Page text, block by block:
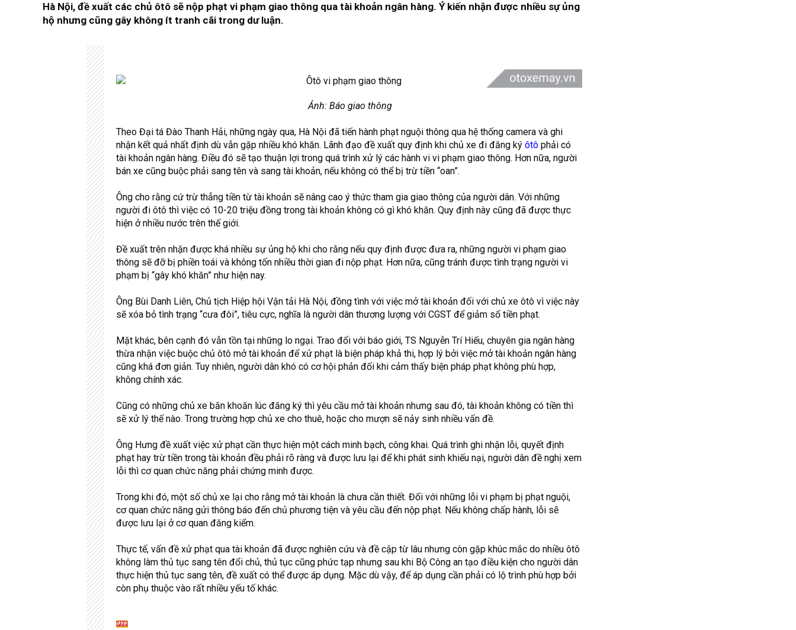
Hà Nội, đề xuất các chủ ôtô sẽ nộp phạt vi phạm giao thông qua tài khoản ngân hàng. Ý kiến nhận được nhiều sự ủng
hộ nhưng cũng gây không ít tranh cãi trong dư luận.
Ảnh: Báo giao thông
Theo Đại tá Đào Thanh Hải, những ngày qua, Hà Nội đã tiến hành phạt nguội thông qua hệ thống camera và ghi
nhận kết quả nhất định dù vẫn gặp nhiều khó khăn. Lãnh đạo đề xuất quy định khi chủ xe đi đăng ký ôtô phải có
tài khoản ngân hàng. Điều đó sẽ tạo thuận lợi trong quá trình xử lý các hành vi vi phạm giao thông. Hơn nữa, người
bán xe cũng buộc phải sang tên và sang tài khoản, nếu không có thể bị trừ tiền “oan”.
Ông cho rằng cứ trừ thẳng tiền từ tài khoản sẽ nâng cao ý thức tham gia giao thông của người dân. Với những
người đi ôtô thì việc có 10-20 triệu đồng trong tài khoản không có gì khó khăn. Quy định này cũng đã được thực
hiện ở nhiều nước trên thế giới.
Đề xuất trên nhận được khá nhiều sự ủng hộ khi cho rằng nếu quy định được đưa ra, những người vi phạm giao
thông sẽ đỡ bị phiền toái và không tốn nhiều thời gian đi nộp phạt. Hơn nữa, cũng tránh được tình trạng người vi
phạm bị “gây khó khăn” như hiện nay.
Ông Bùi Danh Liên, Chủ tịch Hiệp hội Vận tải Hà Nội, đồng tình với việc mở tài khoản đối với chủ xe ôtô vì việc này
sẽ xóa bỏ tình trạng “cưa đôi”, tiêu cực, nghĩa là người dân thương lượng với CGST để giảm số tiền phạt.
Mặt khác, bên cạnh đó vẫn tồn tại những lo ngại. Trao đổi với báo giới, TS Nguyễn Trí Hiếu, chuyên gia ngân hàng
thừa nhận việc buộc chủ ôtô mở tài khoản để xử phạt là biện pháp khả thi, hợp lý bởi việc mở tài khoản ngân hàng
cũng khá đơn giản. Tuy nhiên, người dân khó có cơ hội phản đối khi cảm thấy biện pháp phạt không phù hợp,
không chính xác.
Cũng có những chủ xe băn khoăn lúc đăng ký thì yêu cầu mở tài khoản nhưng sau đó, tài khoản không có tiền thì
sẽ xử lý thế nào. Trong trường hợp chủ xe cho thuê, hoặc cho mượn sẽ nảy sinh nhiều vấn đề.
Ông Hưng đề xuất việc xử phạt cần thực hiện một cách minh bạch, công khai. Quá trình ghi nhận lỗi, quyết định
phạt hay trừ tiền trong tài khoản đều phải rõ ràng và được lưu lại để khi phát sinh khiếu nại, người dân đề nghị xem
lỗi thì cơ quan chức năng phải chứng minh được.
Trong khi đó, một số chủ xe lại cho rằng mở tài khoản là chưa cần thiết. Đối với những lỗi vi phạm bị phạt nguội,
cơ quan chức năng gửi thông báo đến chủ phương tiện và yêu cầu đến nộp phạt. Nếu không chấp hành, lỗi sẽ
được lưu lại ở cơ quan đăng kiểm.
Thực tế, vấn đề xử phạt qua tài khoản đã được nghiên cứu và đề cập từ lâu nhưng còn gặp khúc mắc do nhiều ôtô
không làm thủ tục sang tên đổi chủ, thủ tục cũng phức tạp nhưng sau khi Bộ Công an tạo điều kiện cho người dân
thực hiện thủ tục sang tên, đề xuất có thể được áp dụng. Mặc dù vậy, để áp dụng cần phải có lộ trình phù hợp bởi
còn phụ thuộc vào rất nhiều yếu tố khác.